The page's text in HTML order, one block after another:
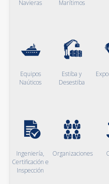
Navieras
Marítimos
Equipos
Naúticos
Estiba y
Desestiba
Ingeniería,
Certificación e
Inspección
Organizaciones